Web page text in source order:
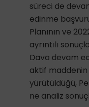
süreci de
edinme
Planının ve
ayrıntılı
Dava devam
aktif maddenin
yürütüldüğü,
ne analiz